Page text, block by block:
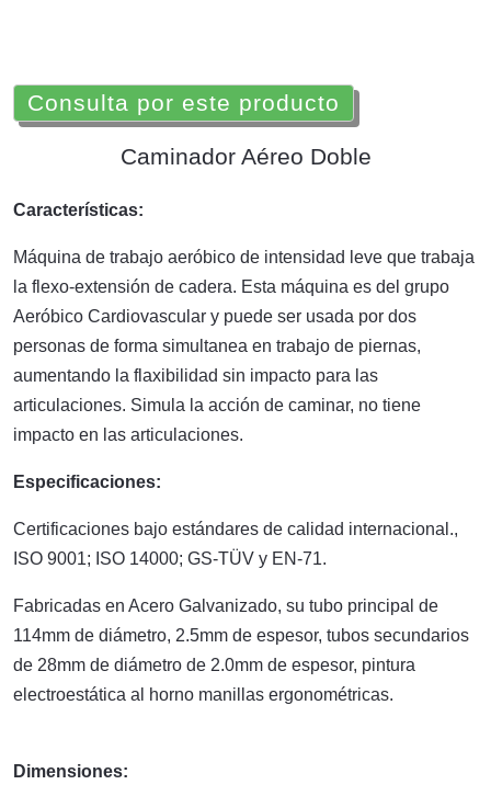
Consulta por este producto
Caminador Aéreo Doble
Características:
Máquina de trabajo aeróbico de intensidad leve que trabaja
la flexo-extensión de cadera. Esta máquina es del grupo
Aeróbico Cardiovascular y puede ser usada por dos
personas de forma simultanea en trabajo de piernas,
aumentando la flaxibilidad sin impacto para las
articulaciones. Simula la acción de caminar, no tiene
impacto en las articulaciones.
Especificaciones:
Certificaciones bajo estándares de calidad internacional.,
ISO 9001; ISO 14000; GS-TÜV y EN-71.
Fabricadas en Acero Galvanizado, su tubo principal de
114mm de diámetro, 2.5mm de espesor, tubos secundarios
de 28mm de diámetro de 2.0mm de espesor, pintura
electroestática al horno manillas ergonométricas.
Dimensiones: